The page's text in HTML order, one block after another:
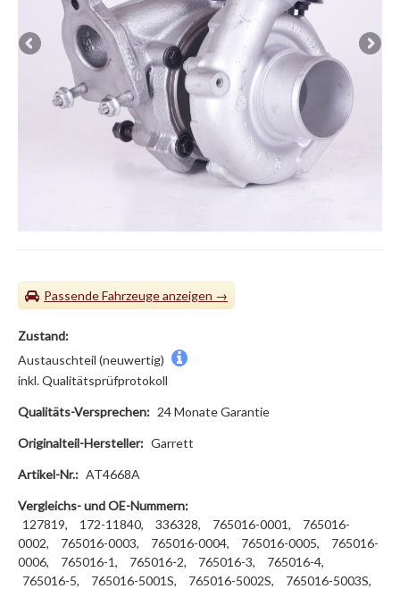
Passende Fahrzeuge
Zustand:
Austauschteil (neuwertig)
inkl. Qualitätsprüfprotokoll
Qualitäts-Versprechen: 24 Monate Garantie
Originalteil-Hersteller: Garrett
Artikel-Nr.: AT4668A
Vergleichs- und OE-Nummern:
127819,
172-11840, 336328, 765016-0001,
765016-
0002,
765016-0003, 765016-0004, 765016-0005,
765016-
0006,
765016-1, 765016-2, 765016-3,
765016-4,
765016-5,
765016-5001S, 765016-5002S,
765016-5003S,